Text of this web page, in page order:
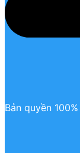
Bản quyền